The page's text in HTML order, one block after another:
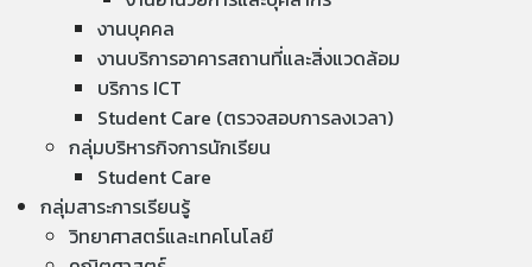
งานบุคคล
งานบริการอาคารสถานที่และสิ่งแวดล้อม
บริการ ICT
Student Care (ตรวจสอบการลงเวลา)
กลุ่มบริหารกิจการนักเรียน
Student Care
กลุ่มสาระการเรียนรู้
วิทยาศาสตร์และเทคโนโลยี